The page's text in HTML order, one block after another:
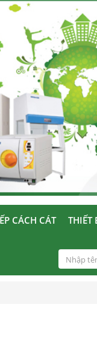
CÁCH CÁT
THIẾT